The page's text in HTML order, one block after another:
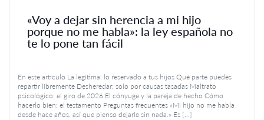
«Voy a dejar sin herencia a mi hijo
porque no me habla»: la ley española no
te lo pone tan fácil
En este artículo La legítima: lo reservado a tus hijos Qué parte puedes
repartir libremente Desheredar: solo por causas tasadas Maltrato
psicológico: el giro de 2026 El cónyuge y la pareja de hecho Cómo
hacerlo bien: el testamento Preguntas frecuentes «Mi hijo no me habla
desde hace años, así que pienso dejarle sin nada.» Es […]